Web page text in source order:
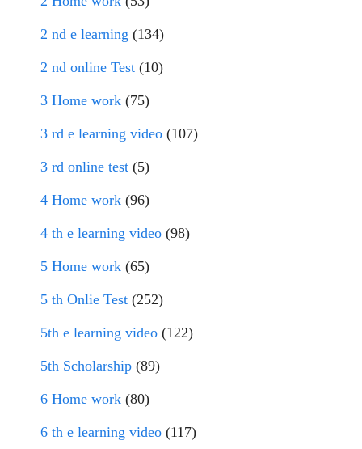
2 nd e learning (134)
2 nd online Test (10)
3 Home work (75)
3 rd e learning video (107)
3 rd online test (5)
4 Home work (96)
4 th e learning video (98)
5 Home work (65)
5 th Onlie Test (252)
5th e learning video (122)
5th Scholarship (89)
6 Home work (80)
6 th e learning video (117)